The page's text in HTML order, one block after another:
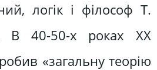
логік і філософ Т.
В 40-50-х роках XX
«загальну теорію